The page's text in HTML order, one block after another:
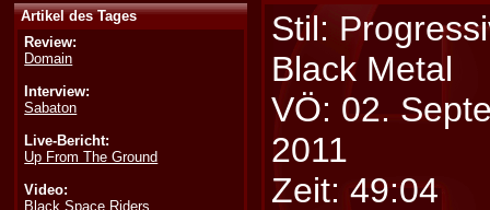
Artikel des Tages
Review:
Domain
Interview:
Sabaton
Live-Bericht:
Up From The Ground
Video:
Black Space Riders
Stil:
Black Metal
VÖ: 02.
2011
Zeit: 49:04